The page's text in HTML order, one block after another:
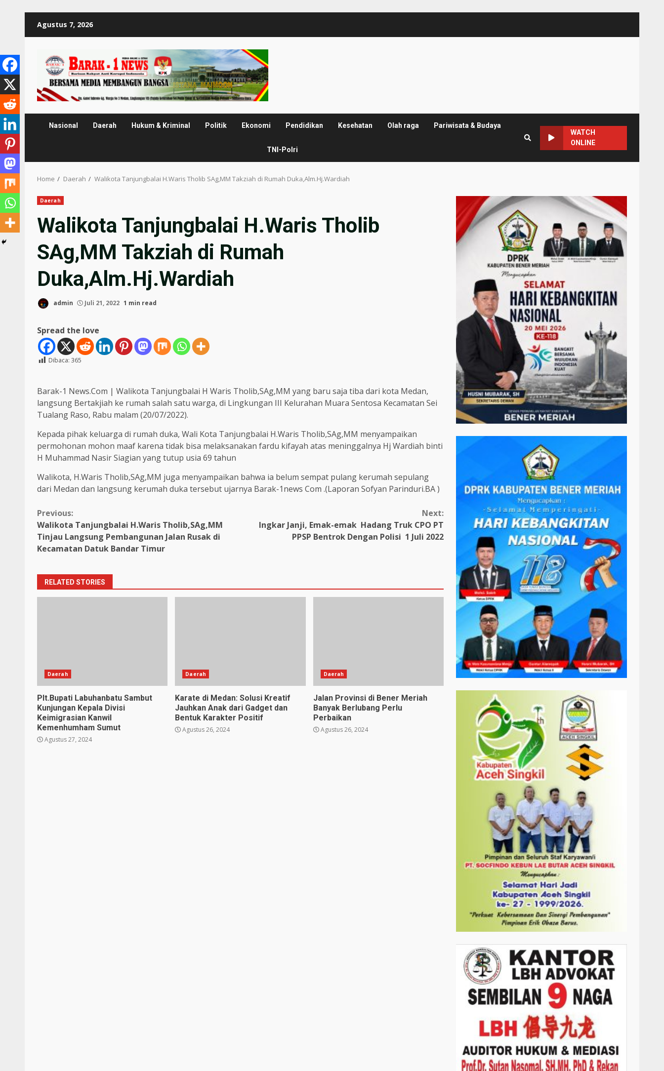
Agustus 7, 2026
Nasional Daerah Hukum & Kriminal Politik Ekonomi Pendidikan Kesehatan Olah raga Pariwisata & Budaya
TNI-Polri
WATCH
ONLINE
Home Daerah Walikota Tanjungbalai H.Waris Tholib SAg,MM Takziah di Rumah Duka,Alm.Hj.Wardiah
Daerah
Walikota Tanjungbalai H.Waris Tholib
SAg,MM Takziah di Rumah
Duka,Alm.Hj.Wardiah
admin Juli 21, 2022 1 min read
Spread the love
Dibaca: 365
Barak-1 News.Com | Walikota Tanjungbalai H Waris Tholib,SAg,MM yang baru saja tiba dari kota Medan,
langsung Bertakjiah ke rumah salah satu warga, di Lingkungan III Kelurahan Muara Sentosa Kecamatan Sei
Tualang Raso, Rabu malam (20/07/2022).
Kepada pihak keluarga di rumah duka, Wali Kota Tanjungbalai H.Waris Tholib,SAg,MM menyampaikan
permohonan mohon maaf karena tidak bisa melaksanakan fardu kifayah atas meninggalnya Hj Wardiah binti
H Muhammad Nasir Siagian yang tutup usia 69 tahun
Walikota, H.Waris Tholib,SAg,MM juga menyampaikan bahwa ia belum sempat pulang kerumah sepulang
dari Medan dan langsung kerumah duka tersebut ujarnya Barak-1news Com .(Laporan Sofyan Parinduri.BA )
Continue
Reading
Previous:
Walikota Tanjungbalai H.Waris Tholib,SAg,MM
Tinjau Langsung Pembangunan Jalan Rusak di
Kecamatan Datuk Bandar Timur
Next:
Ingkar Janji, Emak-emak Hadang Truk CPO PT
PPSP Bentrok Dengan Polisi 1 Juli 2022
RELATED STORIES
Daerah
Plt.Bupati Labuhanbatu Sambut
Kunjungan Kepala Divisi
Keimigrasian Kanwil
Kemenhumham Sumut
Agustus 27, 2024
Daerah
Karate di Medan: Solusi Kreatif
Jauhkan Anak dari Gadget dan
Bentuk Karakter Positif
Agustus 26, 2024
Daerah
Jalan Provinsi di Bener Meriah
Banyak Berlubang Perlu
Perbaikan
Agustus 26, 2024